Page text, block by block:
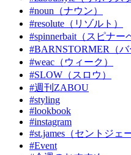
#noun（ナウン）
#resolute（リゾルト）
#spinnerbait（スピナー
#BARNSTORMER（バ
#weac（ウィーク）
#SLOW（スロウ）
#週刊ZABOU
#styling
#lookbook
#instagram
#st.james（セントジェ
#Event